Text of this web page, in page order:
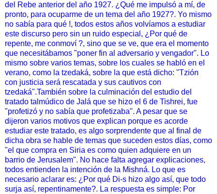
del Rebe anterior del año 1927. ¿Qué me impulsó a mí, de
pronto, para ocuparme de un tema del año 1927?. Yo mismo
no sabía para qué !, todos estos años volvíamos a estudiar
este discurso pero sin un ruido especial, ¿Por qué de
repente, me conmoví ?, sino que se ve, que era el momento
que necesitábamos "poner fin al adversario y vengador". Lo
mismo sobre varios temas, sobre los cuales se habló en el
verano, como la tzedaká, sobre la que está dicho: "Tzión
con justicia será rescatada y sus cautivos con
tzedaká".También sobre la culminación del estudio del
tratado talmúdico de Jalá que se hizo el 6 de Tishrei, fue
"profetizó y no sabía que profetizaba". A pesar que se
dijeron varios motivos que explican porque es acorde
estudiar este tratado, es algo sorprendente que al final de
dicha obra se hable de temas que suceden estos días, como
"el que compra en Siria es como quien adquiere en un
barrio de Jerusalem". No hace falta agregar explicaciones,
todos entienden la intención de la Mishná. Lo que es
necesario aclarar es: ¿Por qué Di-s hizo algo así, que todo
surja así, repentinamente?. La respuesta es simple: Por